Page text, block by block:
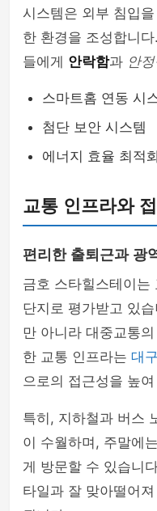
시스템은 외부 침입
한 환경을 조성합니
들에게 안락함과 안
스마트홈 연동 시
첨단 보안 시스템
에너지 효율 최적
교통 인프라와
편리한 출퇴근과 광
금호 스타힐스테이는
단지로 평가받고 있
만 아니라 대중교통
한 교통 인프라는 대구
으로의 접근성을 높
특히, 지하철과 버스
이 수월하며, 주말에
게 방문할 수 있습니
타일과 잘 맞아떨어